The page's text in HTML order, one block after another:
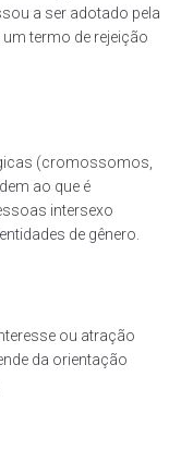
a ser adotado pela
termo de rejeição
(cromossomos,
ao que é
intersexo
de gênero.
ou atração
da orientação